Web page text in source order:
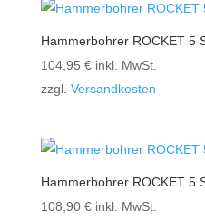
Hammerbohrer ROCKET 5
104,95 € inkl. MwSt.
zzgl. Versandkosten
Hammerbohrer ROCKET 5
108,90 € inkl. MwSt.